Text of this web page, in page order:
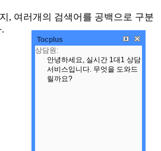
, 여러개의 검색어를 공백으로 구분
Tocplus